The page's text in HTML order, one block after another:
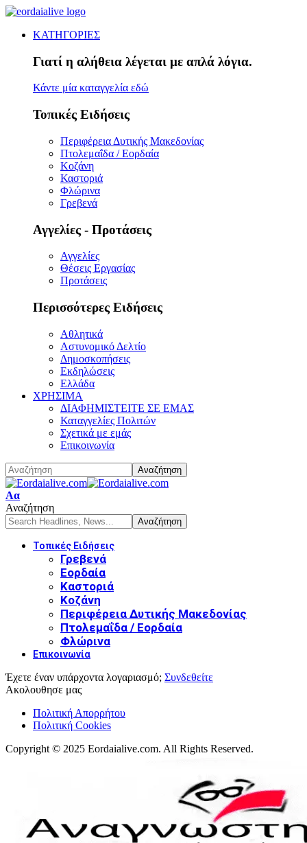
ΚΑΤΗΓΟΡΙΕΣ
Γιατί η αλήθεια λέγεται με απλά λόγια.
Κάντε μία καταγγελία εδώ
Τοπικές Ειδήσεις
Περιφέρεια Δυτικής Μακεδονίας
Πτολεμαΐδα / Εορδαία
Κοζάνη
Καστοριά
Φλώρινα
Γρεβενά
Αγγελίες - Προτάσεις
Αγγελίες
Θέσεις Εργασίας
Προτάσεις
Περισσότερες Ειδήσεις
Αθλητικά
Αστυνομικό Δελτίο
Δημοσκοπήσεις
Εκδηλώσεις
Ελλάδα
ΧΡΗΣΙΜΑ
ΔΙΑΦΗΜΙΣΤΕΙΤΕ ΣΕ ΕΜΑΣ
Καταγγελίες Πολιτών
Σχετικά με εμάς
Επικοινωνία
Font
Resizer
Αα
Αναζήτηση
Τοπικές Ειδήσεις
Γρεβενά
Εορδαία
Καστοριά
Κοζάνη
Περιφέρεια Δυτικής Μακεδονίας
Πτολεμαΐδα / Εορδαία
Φλώρινα
Επικοινωνία
Έχετε έναν υπάρχοντα λογαριασμό; Συνδεθείτε
Ακολουθησε μας
Πολιτική Απορρήτου
Πολιτική Cookies
Copyright © 2025 Eordaialive.com. All Rights Reserved.